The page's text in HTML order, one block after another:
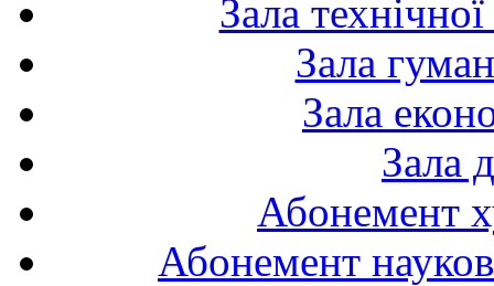
Зала
Зала
Зала
Зала
Абонемент
Абонемент